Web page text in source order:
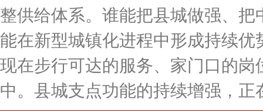
整供给体系。谁能把县城做强、
能在新型城镇化进程中形成持续
现在步行可达的服务、家门口的
中。县城支点功能的持续增强，